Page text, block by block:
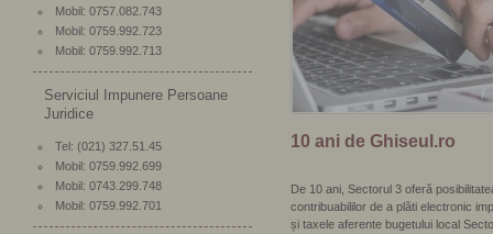
Mobil: 0757.082.743
Mobil: 0759.992.723
Mobil: 0759.992.713
Serviciul Impunere Persoane
Juridice
Tel: (021) 327.51.45
Mobil: 0759.992.699
Mobil: 0743.299.748
Mobil: 0759.992.701
10 ani de Ghiseul.ro
De 10 ani, Sectorul 3 oferă
contribuabililor de a plăti electronic
și taxele aferente bugetului local